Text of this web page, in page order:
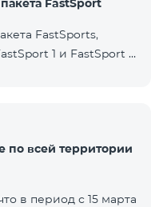
FastSport
FastSports,
1 и FastSport 2,
или для
информации просим
Медиа».
по всей территории
в период с 15 марта